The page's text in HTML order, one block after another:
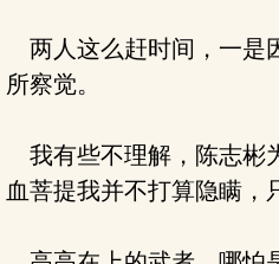
两人这么赶时间，一是
所察觉。
我有些不理解，陈志彬
血菩提我并不打算隐瞒，